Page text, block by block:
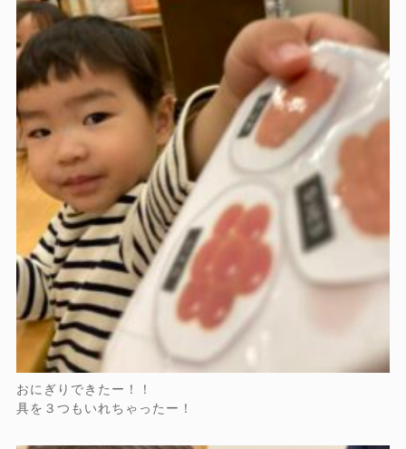
おにぎりできたー！！
具を３つもいれちゃったー！